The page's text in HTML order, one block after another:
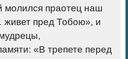
молился праотец наш
пред Тобою», и
«В трепете перед